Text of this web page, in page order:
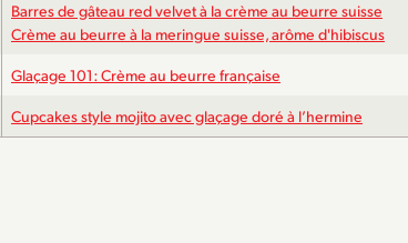
Barres de gâteau red velvet à la crème au beurre suisse
Crème au beurre à la meringue suisse, arôme d'hibiscus
Glaçage 101: Crème au beurre française
Cupcakes style mojito avec glaçage doré à l’hermine